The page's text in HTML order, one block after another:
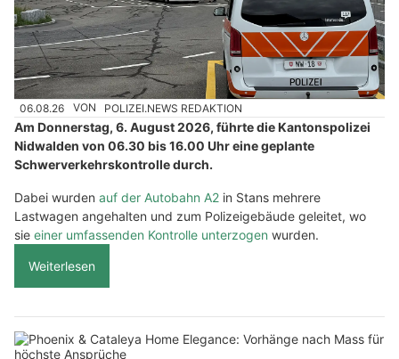
06.08.26 VON POLIZEI.NEWS REDAKTION
Am Donnerstag, 6. August 2026, führte die Kantonspolizei
Nidwalden von 06.30 bis 16.00 Uhr eine geplante
Schwerverkehrskontrolle durch.
Dabei wurden auf der Autobahn A2 in Stans mehrere
Lastwagen angehalten und zum Polizeigebäude geleitet, wo
sie einer umfassenden Kontrolle unterzogen wurden.
Weiterlesen